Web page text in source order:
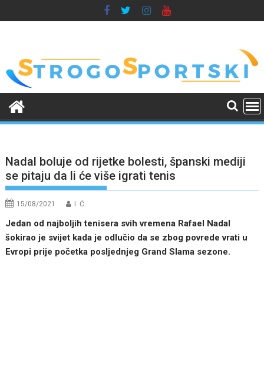
to
Nadal boluje od rijetke bolesti, španski mediji
se pitaju da li će više igrati tenis
15/08/2021 I. Ć.
Jedan od najboljih tenisera svih vremena Rafael Nadal
šokirao je svijet kada je odlučio da se zbog povrede vrati u
Evropi prije početka posljednjeg Grand Slama sezone.